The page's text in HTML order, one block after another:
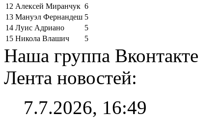
12 Алексей Миранчук 6
13 Мануэл Фернандеш 5
14 Луис Адриано
5
15 Никола Влашич 5
Наша группа Вконтакте
Лента новостей:
7.7.2026, 16:49